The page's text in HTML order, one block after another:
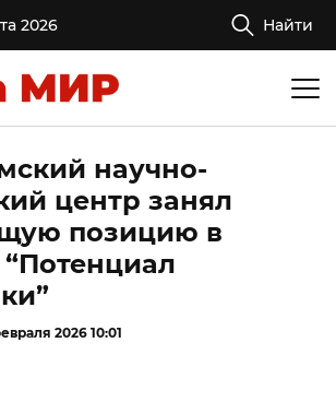
2026 Найти
научно-
центр занял
позицию в
2026 10:01